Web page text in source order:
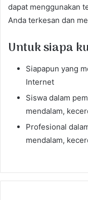
dapat menggunakan
Anda terkesan dan
Untuk siapa
Siapapun yang
Internet
Siswa dalam
mendalam,
Profesional
mendalam,